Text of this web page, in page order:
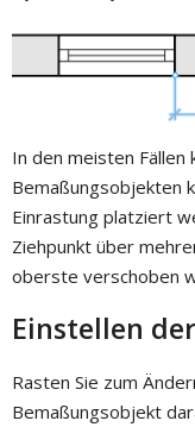
In den meisten Fällen
Bemaßungsobjekten
Einrastung platziert
Ziehpunkt über
oberste verschoben
Einstellen
Rasten Sie zum
Bemaßungsobjekt